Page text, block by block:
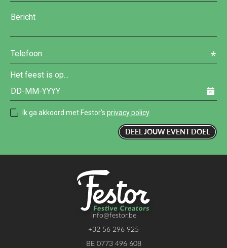
Het feest is op...
Ik ga akkoord met Festor’s privacy policy
info@festor.be
+32 56 296 925
BE 0773 496 608